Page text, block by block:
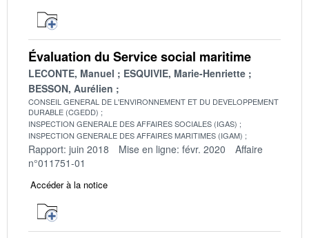
Évaluation du Service social maritime
LECONTE, Manuel
ESQUIVIE, Marie-Henriette
BESSON, Aurélien
CONSEIL GENERAL DE L'ENVIRONNEMENT ET DU DEVELOPPEMENT
DURABLE (CGEDD)
INSPECTION GENERALE DES AFFAIRES SOCIALES (IGAS)
INSPECTION GENERALE DES AFFAIRES MARITIMES (IGAM)
Rapport: juin 2018 Mise en ligne: févr. 2020
Affaire
n°011751-01
Accéder à la notice